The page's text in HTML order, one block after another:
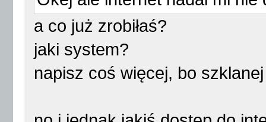
a co już zrobiłaś?
jaki system?
napisz coś więcej, bo